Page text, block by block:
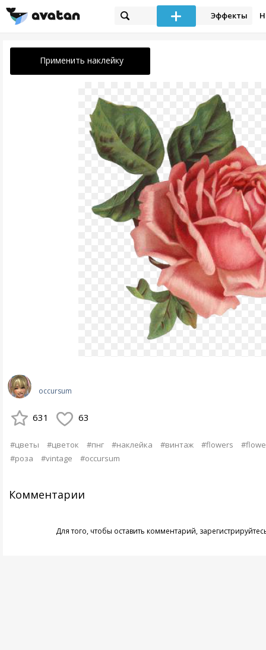
Эффекты
Применить наклейку
occursum
631 63
#цветы #цветок #пнг #наклейка #винтаж #flowers
#роза
#vintage #occursum
Комментарии
Для того, чтобы оставить комментарий,